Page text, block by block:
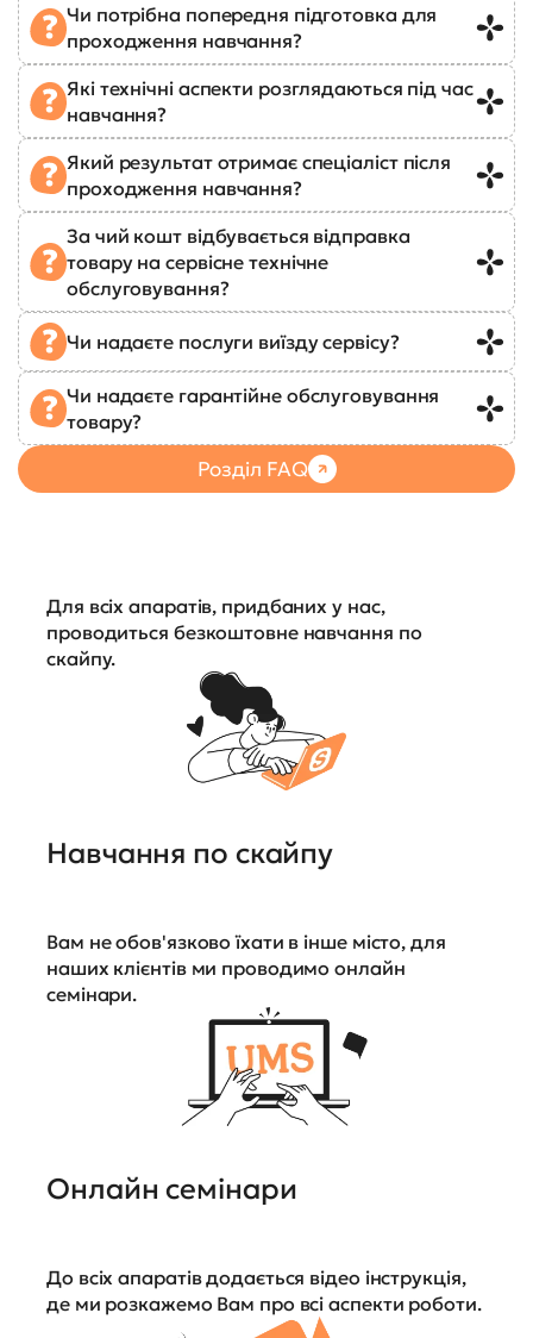
Чи потрібна попередня підготовка для
проходження навчання?
Які технічні аспекти розглядаються під час
навчання?
Який результат отримає спеціаліст після
проходження навчання?
За чий кошт відбувається відправка
товару на сервісне технічне
обслуговування?
Чи надаєте послуги виїзду сервісу?
Чи надаєте гарантійне обслуговування
товару?
Розділ FAQ
Для всіх апаратів, придбаних у нас,
проводиться безкоштовне навчання по
скайпу.
Навчання по скайпу
Вам не обов'язково їхати в інше місто, для
наших клієнтів ми проводимо онлайн
семінари.
Онлайн семінари
До всіх апаратів додається відео інструкція,
де ми розкажемо Вам про всі аспекти роботи.